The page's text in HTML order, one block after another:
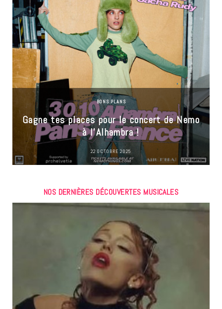
BONS PLANS
Gagne tes places pour le concert de Nemo
à l’Alhambra !
22 OCTOBRE 2025
NOS DERNIÈRES DÉCOUVERTES MUSICALES